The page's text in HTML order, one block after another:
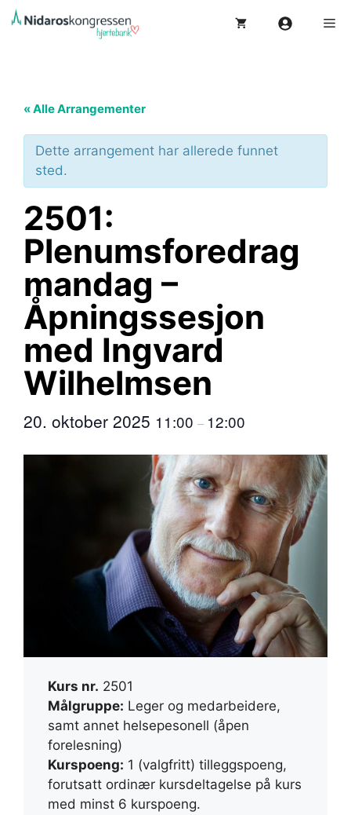
Hopp
« Alle Arrangementer
Dette arrangement har allerede funnet
sted.
2501:
Plenumsforedrag
mandag –
Åpningssesjon
med Ingvard
Wilhelmsen
20. oktober 2025 11:00 – 12:00
Kurs nr. 2501
Målgruppe: Leger og medarbeidere,
samt annet helsepesonell (åpen
forelesning)
Kurspoeng: 1 (valgfritt) tilleggspoeng,
forutsatt ordinær kursdeltagelse på kurs
med minst 6 kurspoeng.